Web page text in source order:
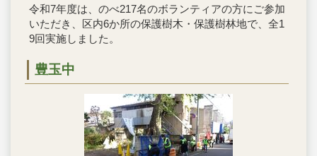
令和7年度は、のべ217名のボランティアの方にご参加
いただき、区内6か所の保護樹木・保護樹林地で、全1
9回実施しました。
豊玉中